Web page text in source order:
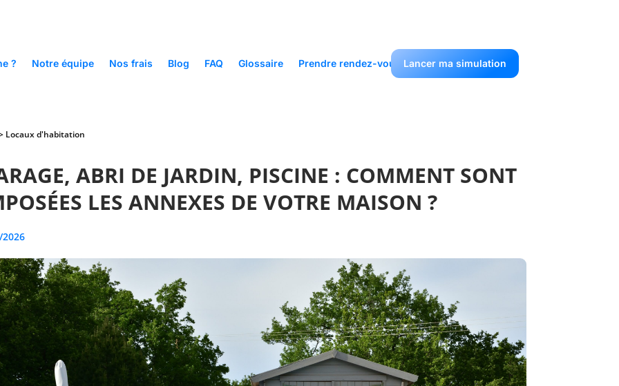
? Notre équipe Nos frais Blog FAQ Glossaire Prendre rendez-vous Lancer ma simulation
Locaux d'habitation
ABRI DE JARDIN, PISCINE : COMMENT SONT
LES ANNEXES DE VOTRE MAISON ?